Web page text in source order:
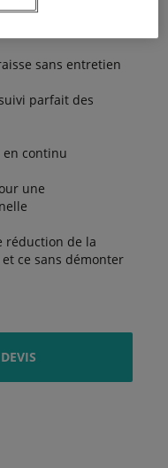
sans entretien
parfait des
en continu
une
réduction de la
ce sans démonter